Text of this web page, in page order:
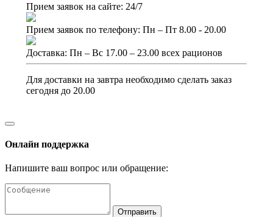
Прием заявок на сайте: 24/7
Прием заявок по телефону: Пн – Пт 8.00 - 20.00
Доставка: Пн – Вс 17.00 – 23.00 всех рационов
Для доставки на завтра необходимо сделать заказ
сегодня до 20.00
Онлайн поддержка
Напишите ваш вопрос или обращение:
Отправить